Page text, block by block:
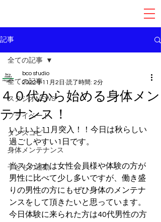
記事
全ての記事
スタジオNEWS
プライベート
ダンスコピー
身体メンテナンス
子どもの運動
全ての記事
４０代から始める身体メン
テナンス！
bco studio
2022年11月2日 読了時間: 2分
いよいよ11月突入！！今日は秋らしい
過ごしやすい1日です。
当スタジオは女性会員様や体験の方が
男性に比べて少し多いですが、働き盛
りの男性の方にもぜひ身体のメンテナ
ンスをして頂きたいと思っています。
今日体験に来られた方は40代男性の方